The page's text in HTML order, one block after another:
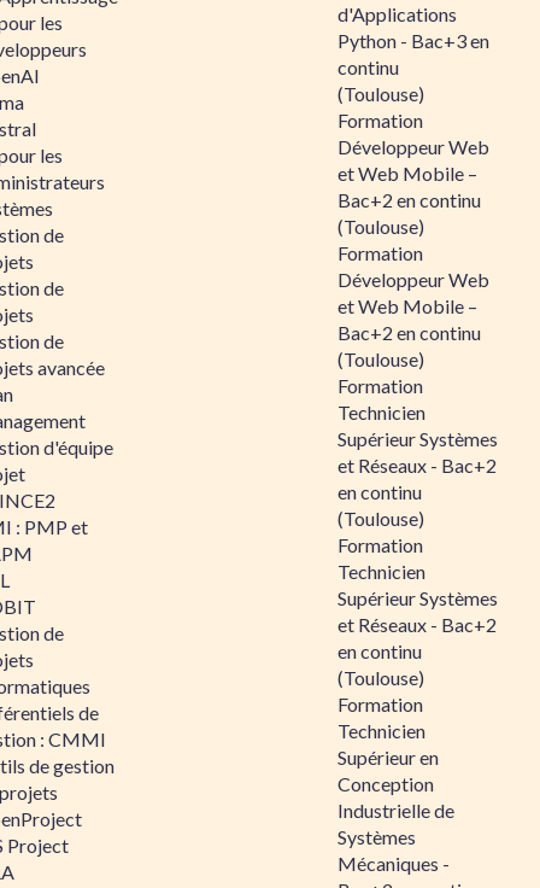
les
les
de
de
de
avancée
d'équipe
: PMP et
de
de
: CMMI
de gestion
Project
d'Applications
Python - Bac+3 en
continu
(Toulouse)
Formation
Développeur Web
et Web Mobile –
Bac+2 en continu
(Toulouse)
Formation
Développeur Web
et Web Mobile –
Bac+2 en continu
(Toulouse)
Formation
Technicien
Supérieur Systèmes
et Réseaux - Bac+2
en continu
(Toulouse)
Formation
Technicien
Supérieur Systèmes
et Réseaux - Bac+2
en continu
(Toulouse)
Formation
Technicien
Supérieur en
Conception
Industrielle de
Systèmes
Mécaniques -